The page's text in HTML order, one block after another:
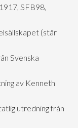
SFB98,
(står
Svenska
av Kenneth
utredning från